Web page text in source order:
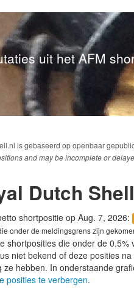
uit het AFM
is gebaseerd op openbaar
and may be incomplete or
Dutch
shortpositie op Aug. 7, 2026:
onder de meldingsgrens zijn
shortposities die onder de
niet bekend of deze posities
ze hebben. In onderstaande
posities te verbergen.